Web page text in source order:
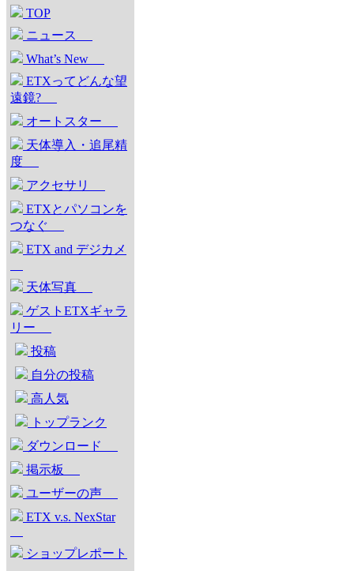
TOP
ニュース
What’s New
ETXってどんな望
遠鏡?
オートスター
天体導入・追尾精
度
アクセサリ
ETXとパソコンを
つなぐ
ETX and デジカメ
天体写真
ゲストETXギャラ
リー
投稿
自分の投稿
高人気
トップランク
ダウンロード
掲示板
ユーザーの声
ETX v.s. NexStar
ショップレポート